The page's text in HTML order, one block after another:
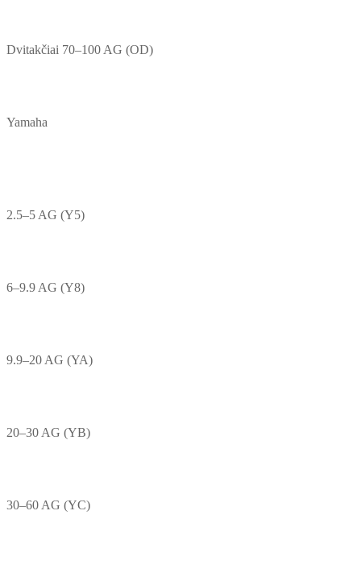
Dvitakčiai 70–100 AG (OD)
Yamaha
2.5–5 AG (Y5)
6–9.9 AG (Y8)
9.9–20 AG (YA)
20–30 AG (YB)
30–60 AG (YC)